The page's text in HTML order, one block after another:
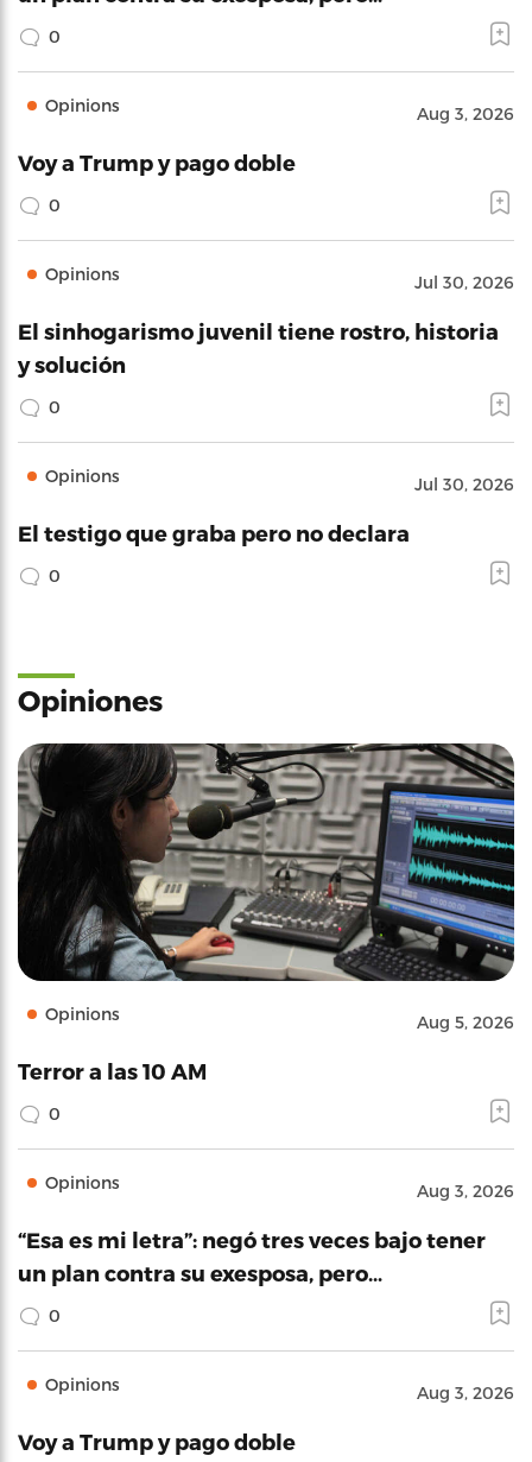
0
Opinions Aug 3, 2026
Voy a Trump y pago doble
0
Opinions Jul 30, 2026
El sinhogarismo juvenil tiene rostro, historia
y solución
0
Opinions Jul 30, 2026
El testigo que graba pero no declara
0
Opiniones
Opinions Aug 5, 2026
Terror a las 10 AM
0
Opinions Aug 3, 2026
“Esa es mi letra”: negó tres veces bajo tener
un plan contra su exesposa, pero…
0
Opinions Aug 3, 2026
Voy a Trump y pago doble